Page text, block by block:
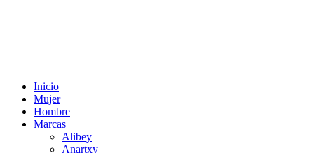
Inicio
Mujer
Hombre
Marcas
Alibey
Anartxy